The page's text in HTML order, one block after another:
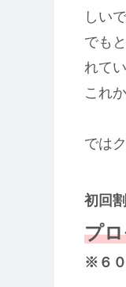
しい
でも
れて
これ
では
初回
プ
※６